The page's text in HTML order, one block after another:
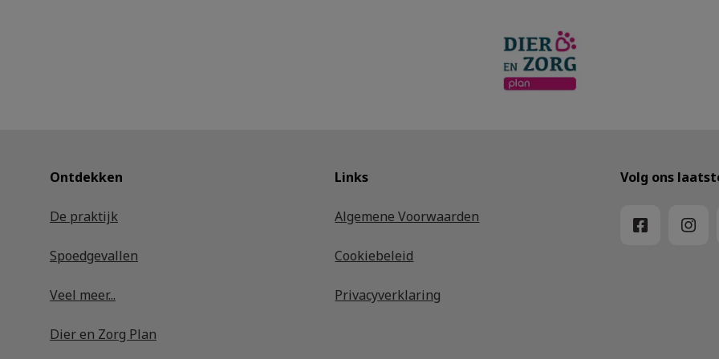
Ontdekken
De praktijk
Spoedgevallen
Veel meer...
Dier en Zorg Plan
Links
Algemene Voorwaarden
Cookiebeleid
Privacyverklaring
Volg ons